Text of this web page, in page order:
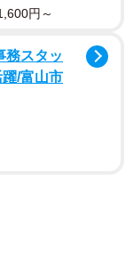
」にも使える※画像
ささみのスジ
円～
務スタッ
/富山市